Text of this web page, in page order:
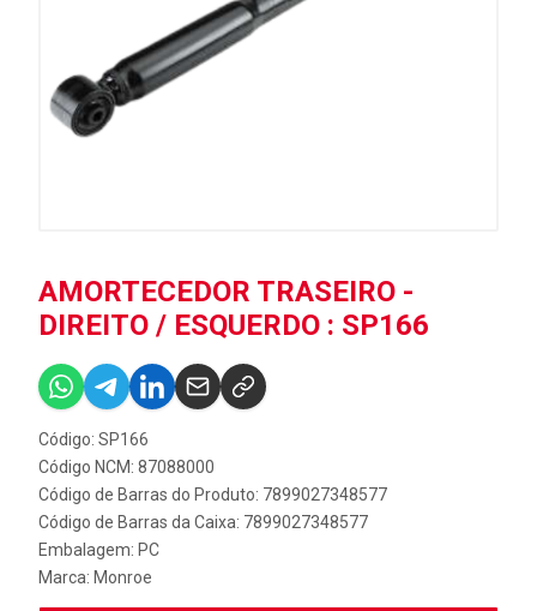
AMORTECEDOR TRASEIRO -
DIREITO / ESQUERDO : SP166
Código: SP166
Código NCM: 87088000
Código de Barras do Produto: 7899027348577
Código de Barras da Caixa: 7899027348577
Embalagem: PC
Marca: Monroe